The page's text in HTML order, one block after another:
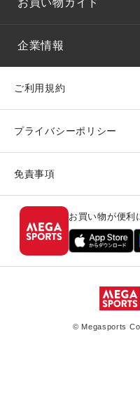
お買い物ガイド
企業情報
ご利用規約
プライバシーポリシー
免責事項
お買い物が便利
© Megasports